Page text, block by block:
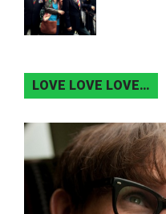
LOVE LOVE LOVE…